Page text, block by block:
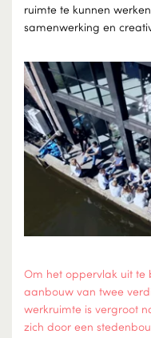
ruimte te kunnen
samenwerking en
Om het oppervlak uit te
aanbouw van twee
werkruimte is vergroot
zich door een